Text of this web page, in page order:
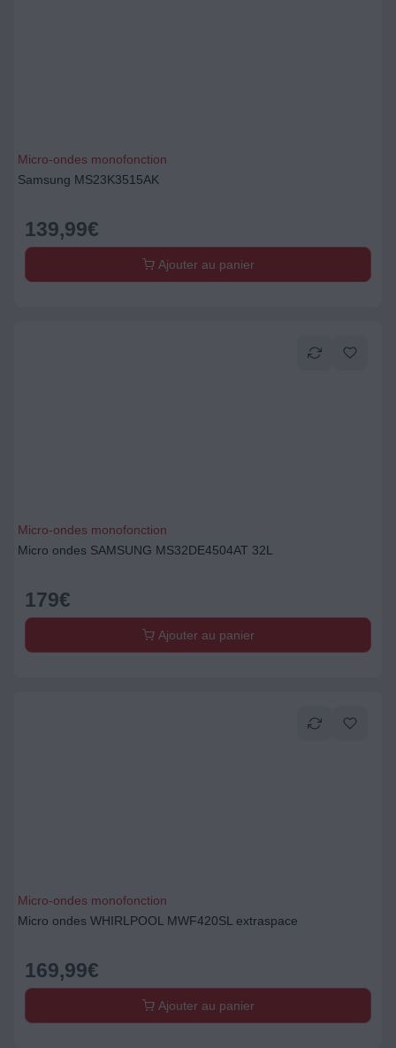
Micro-ondes monofonction
Samsung MS23K3515AK
139,99€
Ajouter au panier
Micro-ondes monofonction
Micro ondes SAMSUNG MS32DE4504AT 32L
179€
Ajouter au panier
Micro-ondes monofonction
Micro ondes WHIRLPOOL MWF420SL extraspace
169,99€
Ajouter au panier